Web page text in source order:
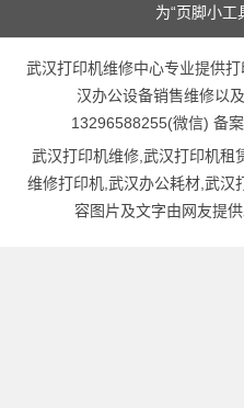
为“页脚小工
武汉打印机维修中心专业提供
汉办公设备销售维修以
13296588255(微信) 备
武汉打印机维修,武汉打印机租
维修打印机,武汉办公耗材,武汉
容图片及文字由网友提